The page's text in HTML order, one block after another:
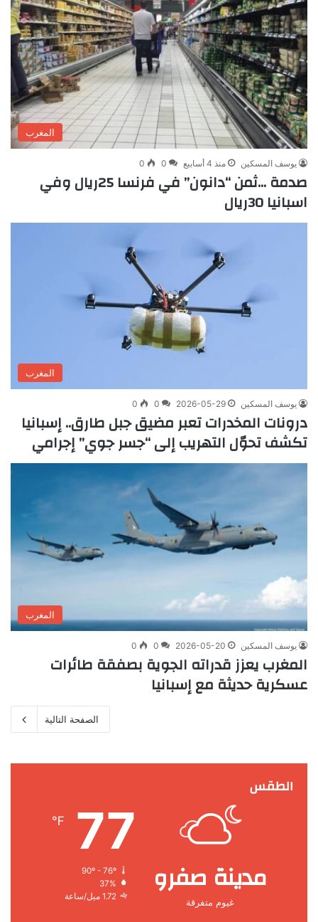
المغرب
يوسف المسكين منذ 4 أسابيع 0
0
صدمة …ثمن “دانون” في فرنسا 25ريال وفي
اسبانيا 30ريال
المغرب
يوسف المسكين 2026-05-29
0
0
درونات المخدرات تعبر مضيق جبل طارق.. إسبانيا
تكشف تحوّل التهريب إلى “جسر جوي” إجرامي
المغرب
يوسف المسكين 2026-05-20
0
0
المغرب يعزز قدراته الجوية بصفقة طائرات
عسكرية حديثة مع إسبانيا
الصفحة التالية
الطقس
مدينة صفرو
غيوم متفرقة
77
℉
90º - 76º
37%
1.72 ميل/ساعة